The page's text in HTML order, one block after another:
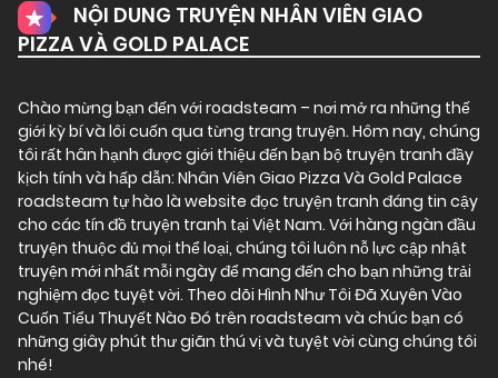
NỘI DUNG TRUYỆN NHÂN VIÊN GIAO
PIZZA VÀ GOLD PALACE
Chào mừng bạn đến với roadsteam – nơi mở ra những thế
giới kỳ bí và lôi cuốn qua từng trang truyện. Hôm nay, chúng
tôi rất hân hạnh được giới thiệu đến bạn bộ truyện tranh đầy
kịch tính và hấp dẫn: Nhân Viên Giao Pizza Và Gold Palace
roadsteam tự hào là website đọc truyện tranh đáng tin cậy
cho các tín đồ truyện tranh tại Việt Nam. Với hàng ngàn đầu
truyện thuộc đủ mọi thể loại, chúng tôi luôn nỗ lực cập nhật
truyện mới nhất mỗi ngày để mang đến cho bạn những trải
nghiệm đọc tuyệt vời. Theo dõi Hình Như Tôi Đã Xuyên Vào
Cuốn Tiểu Thuyết Nào Đó trên roadsteam và chúc bạn có
những giây phút thư giãn thú vị và tuyệt vời cùng chúng tôi
nhé!